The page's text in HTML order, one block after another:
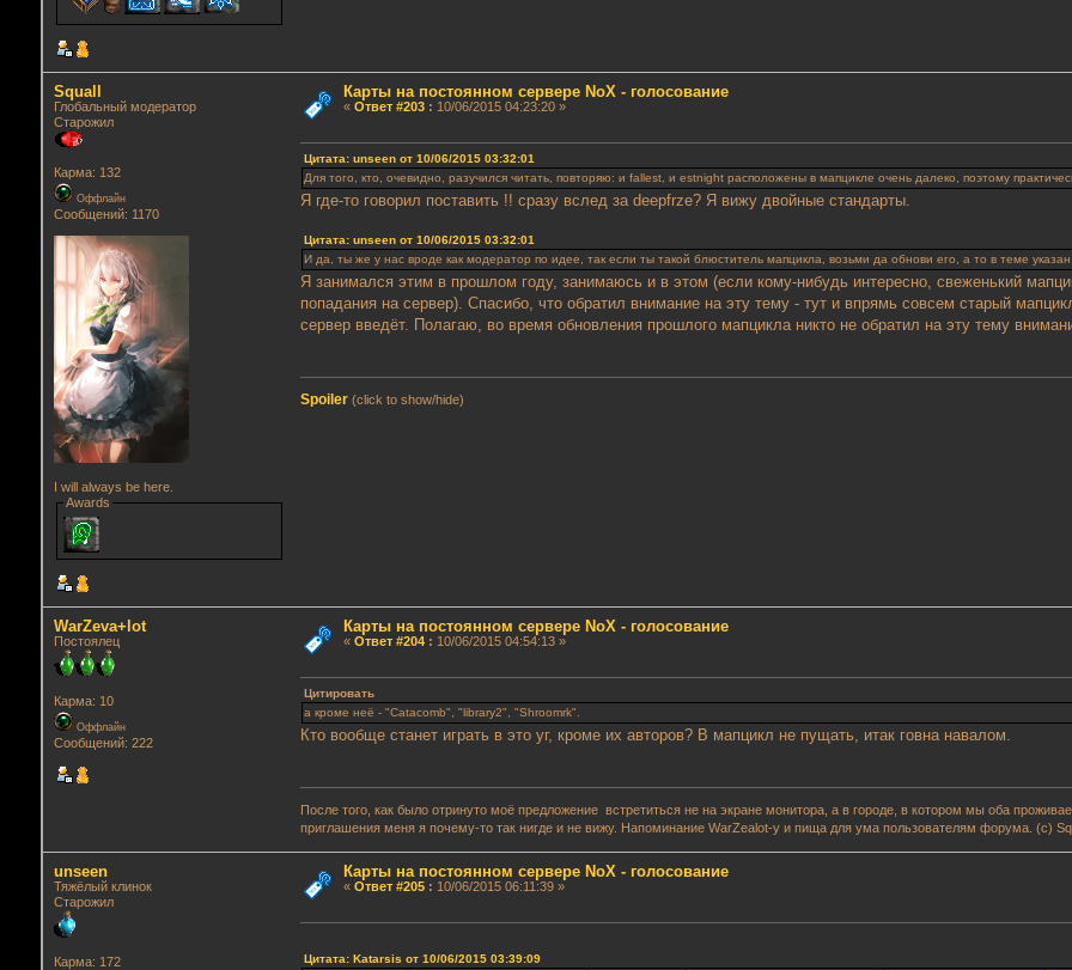
Squall
Глобальный модератор
Старожил
Карма: 132
Оффлайн
Сообщений: 1170
I will always be here.
Awards
Карты на постоянном сервере NoX - голосование
« Ответ #203: 10/06/2015 04:23:20 »
Цитата: unseen от 10/06/2015 03:32:01
Для того, кто, очевидно, разучился читать, повторяю: и fallest, и estnight расположены в мапцикле очень далеко, поэтому
Я где-то говорил поставить !! сразу вслед за deepfrze? Я вижу двойные стандарты.
Цитата: unseen от 10/06/2015 03:32:01
И да, ты же у нас вроде как модератор по идее, так если ты такой блюститель мапцикла, возьми да обнови его, а то в теме указан
Я занимался этим в прошлом году, занимаюсь и в этом (если кому-нибудь интересно, свеженький
попадания на сервер). Спасибо, что обратил внимание на эту тему - тут и впрямь совсем старый
сервер введёт. Полагаю, во время обновления прошлого мапцикла никто не обратил на эту тему
Spoiler (click to show/hide)
WarZeva+lot
Постоялец
Карма: 10
Оффлайн
Сообщений: 222
Карты на постоянном сервере NoX - голосование
« Ответ #204: 10/06/2015 04:54:13 »
Цитировать
а кроме неё - "Catacomb", "library2", "Shroomrk".
Кто вообще станет играть в это уг, кроме их авторов? В мапцикл не пущать, итак говна навалом.
После того, как было отринуто моё предложение встретиться не на экране монитора, а в городе, в котором мы оба
приглашения меня я почему-то так нигде и не вижу. Напоминание WarZealot-у и пища для ума пользователям форума. (с)
unseen
Тяжёлый клинок
Старожил
Карма: 172
Карты на постоянном сервере NoX - голосование
« Ответ #205: 10/06/2015 06:11:39 »
Цитата: Katarsis от 10/06/2015 03:39:09